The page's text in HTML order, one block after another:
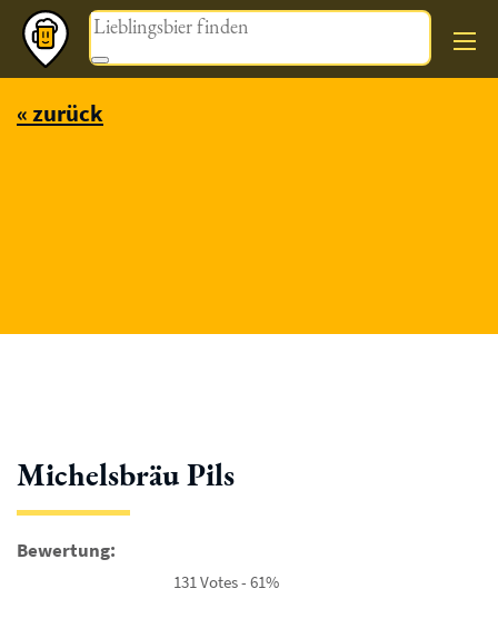
Magazin
« zurück
Michelsbräu Pils
Bewertung:
131 Votes - 61%